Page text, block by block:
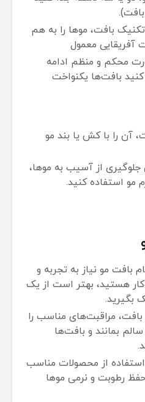
تکنیک بافت، موها را به هم
آفریقایی معمول
محکم و منظم ادامه
بافت‌ها یکنواخت
آن را با کش یا بند مو
جلوگیری از آسیب به موها،
مو استفاده کنید.
بافت مو نیاز به تجربه و
هستید، بهتر است از یک
بگیرید.
بافت، مراقبت‌های مناسب را
بمانند و بافت‌ها
از محصولات مناسب
حفظ رطوبت و نرمی موها